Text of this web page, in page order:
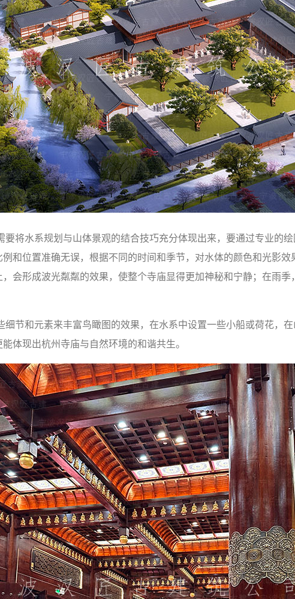
将水系规划与山体景观的结合技巧充分体现出来，要通过专业的
和位置准确无误，根据不同的时间和季节，对水体的颜色和光影
会形成波光粼粼的效果，使整个寺庙显得更加神秘和宁静；在雨
细节和元素来丰富鸟瞰图的效果，在水系中设置一些小船或荷花，
体现出杭州寺庙与自然环境的和谐共生。